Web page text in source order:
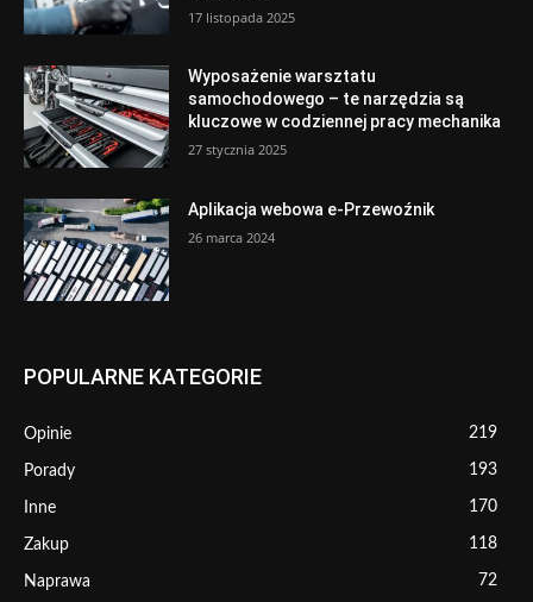
17 listopada 2025
Wyposażenie warsztatu
samochodowego – te narzędzia są
kluczowe w codziennej pracy mechanika
27 stycznia 2025
Aplikacja webowa e-Przewoźnik
26 marca 2024
POPULARNE KATEGORIE
Opinie 219
Porady 193
Inne 170
Zakup 118
Naprawa 72